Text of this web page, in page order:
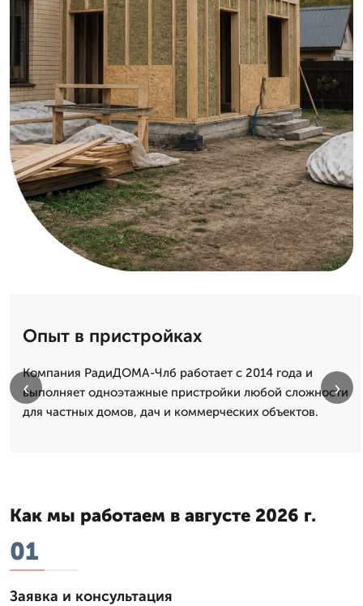
Опыт в пристройках
Компания РадиДОМА-Члб работает с 2014 года и
выполняет одноэтажные пристройки любой сложности
для частных домов, дач и коммерческих объектов.
‹ ›
Как мы работаем в августе 2026 г.
01
Заявка и консультация